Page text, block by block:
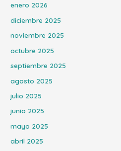
enero 2026
diciembre 2025
noviembre 2025
octubre 2025
septiembre 2025
agosto 2025
julio 2025
junio 2025
mayo 2025
abril 2025